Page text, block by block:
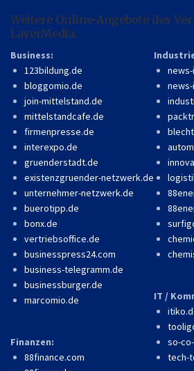
Weitere Online-Angebote des
LayerMedia:
Business:
123bildung.de
bloggomio.de
join-mittelstand.de
mittelstandcafe.de
firmenpresse.de
interexpo.de
gruenderstadt.de
existenzgruender-netzwerk.de
unternehmer-netzwerk.de
buerotipp.de
bonx.de
vertriebsoffice.de
businesspress24.com
business-telegramm.de
businessburger.de
marcomio.de
Finanzen:
88finance.com
IT /
so-
tech-